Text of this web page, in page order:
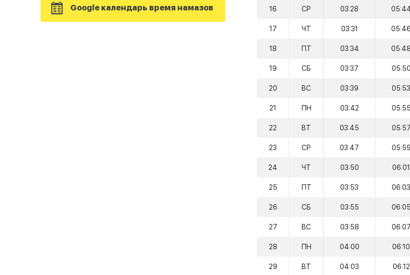
Google календарь время намазов 16 СР 03:28
17 ЧТ 03:31 05:46
18 ПТ 03:34 05:48
19 СБ 03:37 05:50
20 ВС 03:39 05:53
21 ПН 03:42 05:55
22 ВТ 03:45 05:57
23 СР 03:47 05:59
24 ЧТ 03:50 06:01
25 ПТ 03:53 06:03
26 СБ 03:55 06:05
27 ВС 03:58 06:07
28 ПН 04:00 06:10
29 ВТ 04:03 06:12